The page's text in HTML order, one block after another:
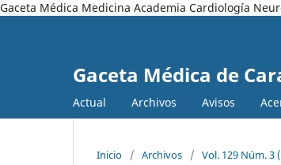
Gaceta Médica Medicina Academia Cardiología
Gaceta Médica de
Actual Archivos Avisos
Inicio / Archivos / Vol. 129 Núm. 3